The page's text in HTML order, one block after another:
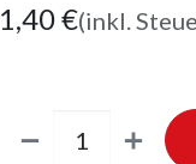
1,40€(inkl.